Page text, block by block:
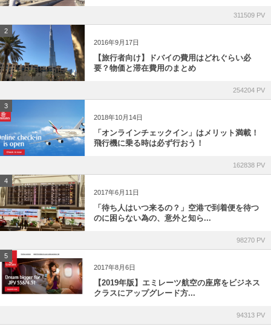
311509 PV
2
2016年9月17日
【旅行者向け】ドバイの費用はどれぐらい必
要？物価と滞在費用のまとめ
254204 PV
3
2018年10月14日
「オンラインチェックイン」はメリット満載！
飛行機に乗る時は必ず行おう！
162838 PV
4
2017年6月11日
「待ち人はいつ来るの？」空港で到着便を待つ
のに困らない為の、意外と知ら...
98270 PV
5
2017年8月6日
【2019年版】エミレーツ航空の座席をビジネス
クラスにアップグレード方...
94313 PV